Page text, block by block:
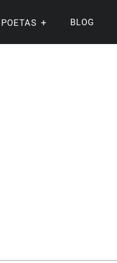
POETAS BLOG